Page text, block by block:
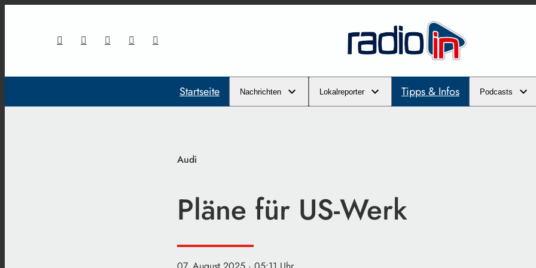
Startseite Nachrichten Lokalreporter Tipps & Infos Podcasts
Audi
Pläne für US-Werk